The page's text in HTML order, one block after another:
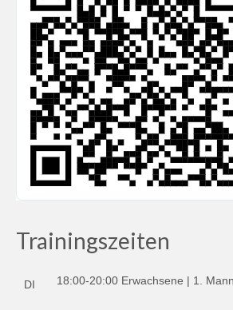
Trainingszeiten
DI 18:00-20:00 Erwachsene | 1.